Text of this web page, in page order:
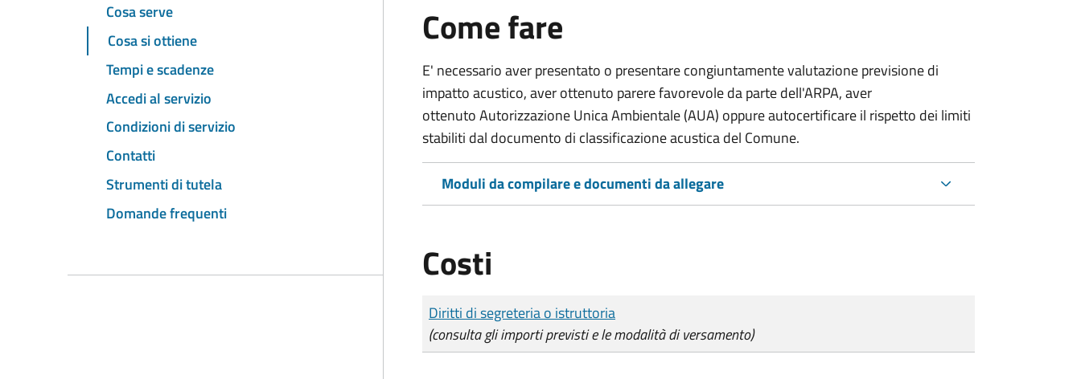
Cosa serve
Cosa si ottiene
Tempi e scadenze
Accedi al servizio
Condizioni di servizio
Contatti
Strumenti di tutela
Domande frequenti
Come fare
E' necessario aver presentato o presentare congiuntamente valutazione previsione di
impatto acustico, aver ottenuto parere favorevole da parte dell'ARPA, aver
ottenuto Autorizzazione Unica Ambientale (AUA) oppure autocertificare il rispetto dei limiti
stabiliti dal documento di classificazione acustica del Comune.
Moduli da compilare e documenti da allegare
Costi
Tipo di pagamento
Importo
Diritti di segreteria o istruttoria
(consulta gli importi previsti e le modalità di versamento)